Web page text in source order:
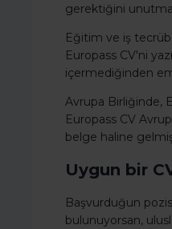
gerektiğini
Eğitim ve iş
Europass CV'ni
içermediğinden
Avrupa Birliğinde,
Europass CV
belge haline
Uygun bir
Başvurduğun
bulunuyorsan,